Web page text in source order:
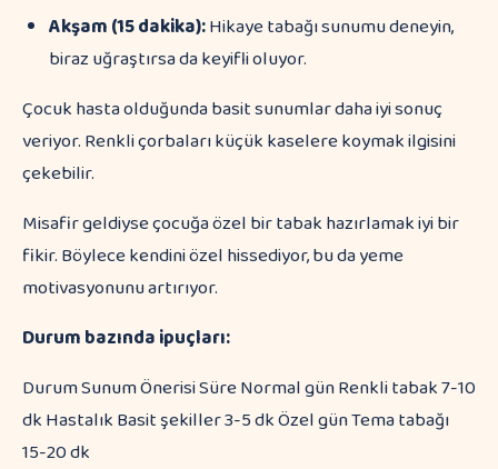
Akşam (15 dakika):Hikaye tabağı sunumu deneyin,
biraz uğraştırsa da keyifli oluyor.
Çocuk hasta olduğunda basit sunumlar daha iyi sonuç
veriyor. Renkli çorbaları küçük kaselere koymak ilgisini
çekebilir.
Misafir geldiyse çocuğa özel bir tabak hazırlamak iyi bir
fikir. Böylece kendini özel hissediyor, bu da yeme
motivasyonunu artırıyor.
Durum bazında ipuçları:
Durum Sunum Önerisi Süre Normal gün Renkli tabak 7-10
dk Hastalık Basit şekiller 3-5 dk Özel gün Tema tabağı
15-20 dk